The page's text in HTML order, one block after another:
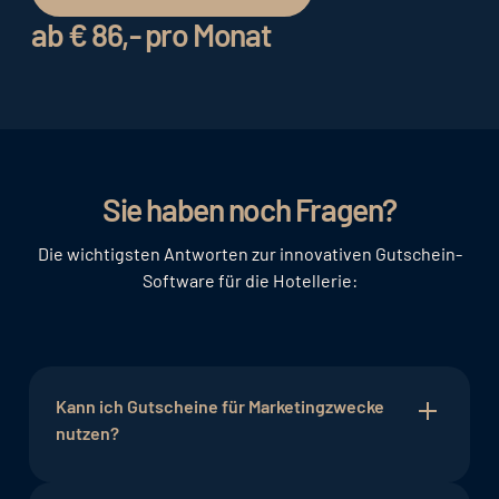
ab € 86,- pro Monat
Sie haben noch Fragen?
Die wichtigsten Antworten zur innovativen Gutschein-
Software für die Hotellerie:
Kann ich Gutscheine für Marketingzwecke
nutzen?